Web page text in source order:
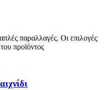
παραλλαγές. Οι επιλογές
προϊόντος